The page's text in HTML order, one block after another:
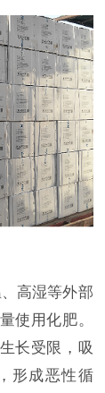
高湿等外部
使用化肥。
长受限，吸
形成恶性循